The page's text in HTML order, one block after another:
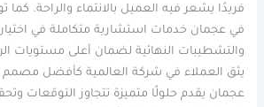
فريدًا يشعر فيه العميل بالانتماء والراحة. كما
في عجمان خدمات استشارية متكاملة في اختيار
والتشطيبات النهائية لضمان أعلى مستويات
يثق العملاء في شركة العالمية كأفضل مصمم
عجمان يقدم حلولًا متميزة تتجاوز التوقعات